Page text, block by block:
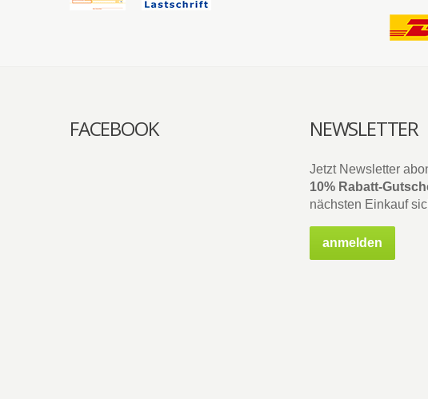
FACEBOOK NEWSLETTER
Jetzt Newsletter
10% Rabatt-
nächsten Einkauf
anmelden